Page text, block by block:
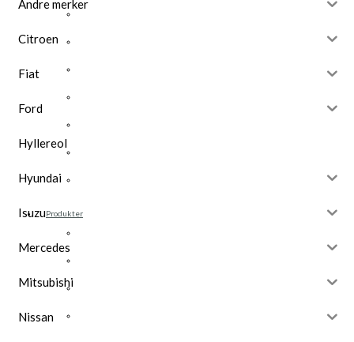
Produkter
Andre merker
Citroen
Fiat
Ford
Hyllereol
Hyundai
Isuzu
Mercedes
Mitsubishi
Nissan